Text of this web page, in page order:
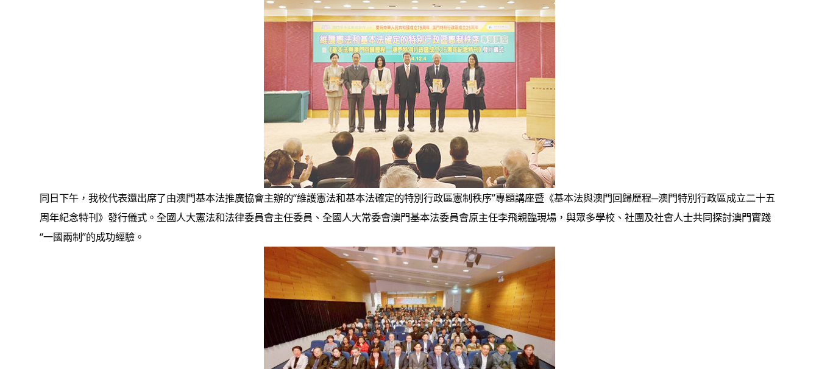
同日下午，我校代表還出席了由澳門基本法推廣協會主辦的“維護憲法和基本法確定的特別行政區憲制秩序”專題講座暨《基本法與澳門回歸歷程─澳門特別行政區成立二十五
周年紀念特刊》發行儀式。全國人大憲法和法律委員會主任委員、全國人大常委會澳門基本法委員會原主任李飛親臨現場，與眾多學校、社團及社會人士共同探討澳門實踐
“一國兩制”的成功經驗。